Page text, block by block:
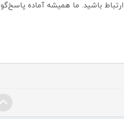
ارتباط باشید. ما همیشه آماده